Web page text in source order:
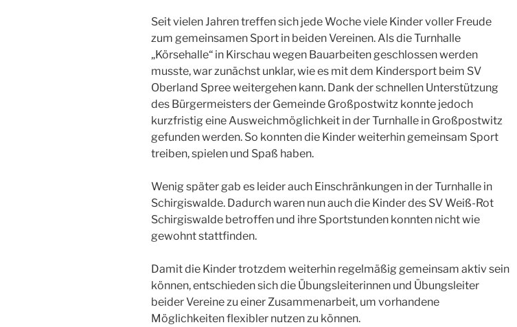
Seit vielen Jahren treffen sich jede Woche viele Kinder voller Freude
zum gemeinsamen Sport in beiden Vereinen. Als die Turnhalle
„Körsehalle“ in Kirschau wegen Bauarbeiten geschlossen werden
musste, war zunächst unklar, wie es mit dem Kindersport beim SV
Oberland Spree weitergehen kann. Dank der schnellen Unterstützung
des Bürgermeisters der Gemeinde Großpostwitz konnte jedoch
kurzfristig eine Ausweichmöglichkeit in der Turnhalle in Großpostwitz
gefunden werden. So konnten die Kinder weiterhin gemeinsam Sport
treiben, spielen und Spaß haben.
Wenig später gab es leider auch Einschränkungen in der Turnhalle in
Schirgiswalde. Dadurch waren nun auch die Kinder des SV Weiß-Rot
Schirgiswalde betroffen und ihre Sportstunden konnten nicht wie
gewohnt stattfinden.
Damit die Kinder trotzdem weiterhin regelmäßig gemeinsam aktiv sein
können, entschieden sich die Übungsleiterinnen und Übungsleiter
beider Vereine zu einer Zusammenarbeit, um vorhandene
Möglichkeiten flexibler nutzen zu können.